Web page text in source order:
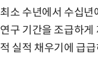
최소 수년에서 수십년
연구 기간을 조급하게
적 실적 채우기에 급